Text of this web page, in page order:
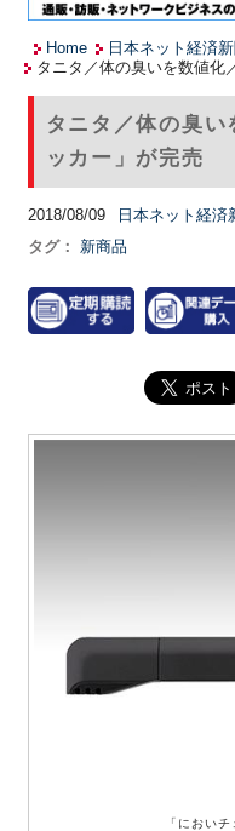
Home 日本ネット経済
タニタ／体の臭いを数値化
タニタ／体の臭い
ッカー」が完売
2018/08/09 日本ネット経済
タグ：
新商品
「におい